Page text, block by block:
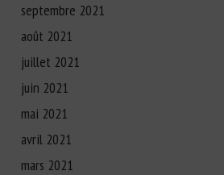
septembre 2021
août 2021
juillet 2021
juin 2021
mai 2021
avril 2021
mars 2021